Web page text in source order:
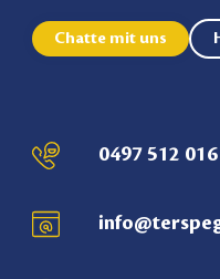
Chatte mit uns
0497 512 016